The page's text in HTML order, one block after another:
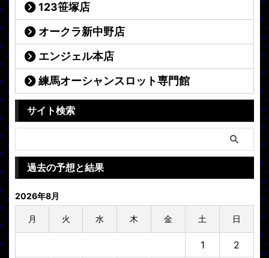
123笹塚店
オークラ新中野店
エンジェル本店
練馬オーシャンスロット専門館
サイト検索
過去の予想と結果
2026年8月
月 火 水 木 金 土 日
1 2